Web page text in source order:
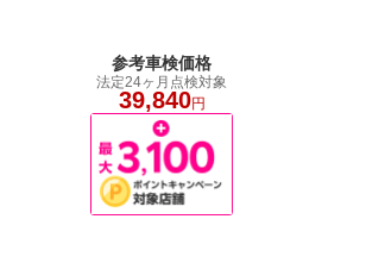
参考車検価格
法定24ヶ月点検対象
39,840円